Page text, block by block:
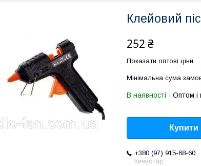
Клейовий
252 ₴
Показати оптові ціни
Мінімальна сума
В наявності Оптом і
Купити
+380 (97) 915-68-60
Киевстар